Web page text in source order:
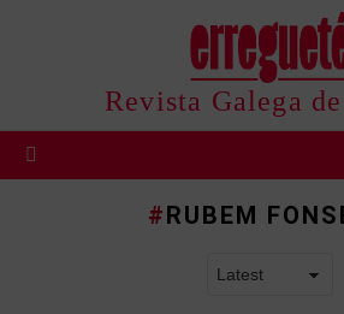
Revista Galega
RUBEM